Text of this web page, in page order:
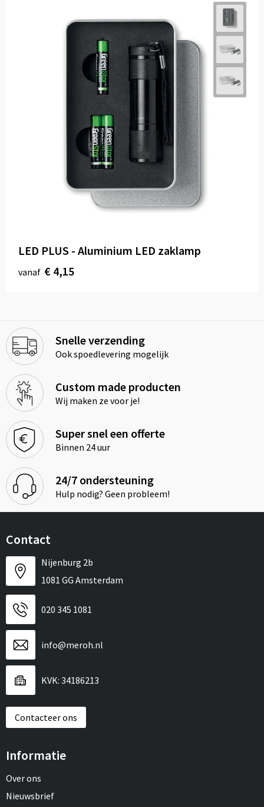
LED PLUS - Aluminium LED zaklamp
vanaf € 4,15
Snelle verzending
Ook spoedlevering mogelijk
Custom made producten
Wij maken ze voor je!
Super snel een offerte
Binnen 24 uur
24/7 ondersteuning
Hulp nodig? Geen probleem!
Contact
Nijenburg 2b
1081 GG Amsterdam
020 345 1081
info@meroh.nl
KVK: 34186213
Contacteer ons
Informatie
Over ons
Nieuwsbrief